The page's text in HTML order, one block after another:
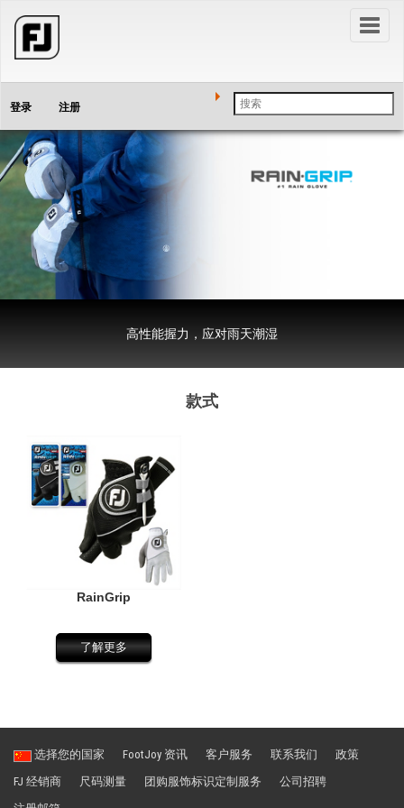
登录 注册
高性能握力，应对雨天潮湿
款式
RainGrip
了解更多
选择您的国家 FootJoy 资讯 客户服务 联系我们
政策
FJ 经销商
尺码测量 团购服饰标识定制服务
公司招聘